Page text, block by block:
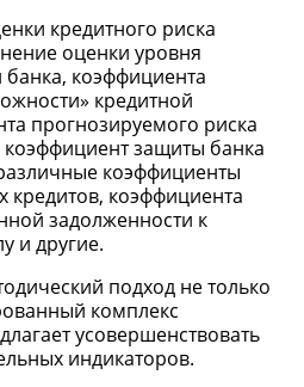
кредитного риска
оценки уровня
банка, коэффициента
кредитной
прогнозируемого риска
коэффициент защиты банка
коэффициенты
коэффициента
задолженности к
и другие.
подход не только
комплекс
усовершенствовать
индикаторов.